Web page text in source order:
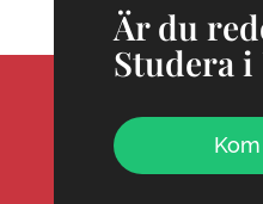
Är du
Studera i